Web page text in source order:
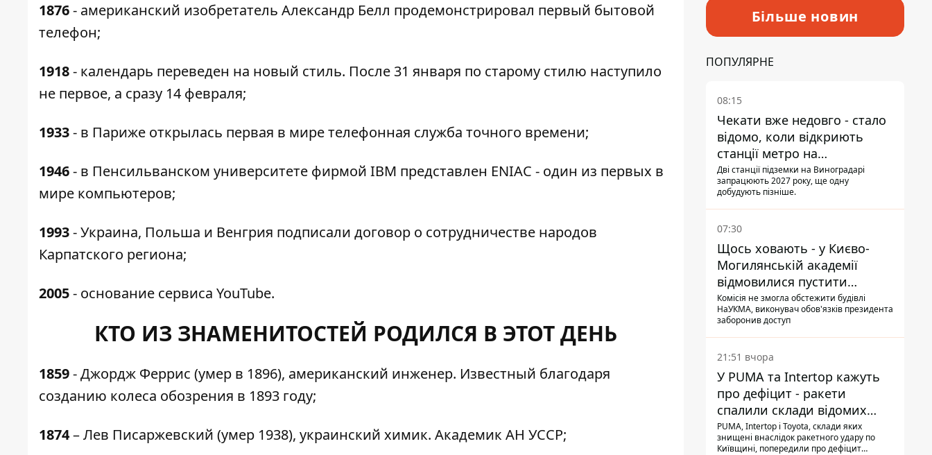
1876​​- американский изобретатель Александр Белл продемонстрировал первый бытовой
телефон;
1918- календарь переведен на новый стиль. После 31 января по старому стилю наступило
не первое, а сразу 14 февраля;
1933- в Париже открылась первая в мире телефонная служба точного времени;
1946- в Пенсильванском университете фирмой IBM представлен ENIAC - один из первых в
мире компьютеров;
1993- Украина, Польша и Венгрия подписали договор о сотрудничестве народов
Карпатского региона;
2005- основание сервиса YouTube.
КТО ИЗ ЗНАМЕНИТОСТЕЙ РОДИЛСЯ В ЭТОТ ДЕНЬ
1859- Джордж Феррис (умер в 1896), американский инженер. Известный благодаря
созданию колеса обозрения в 1893 году;
1874– Лев Писаржевский (умер 1938), украинский химик. Академик АН УССР;
Більше новин
ПОПУЛЯРНЕ
08:15
Чекати вже недовго - стало
відомо, коли відкриють
станції метро на
Виноградарі
Дві станції підземки на Виноградарі
запрацюють 2027 року, ще одну
добудують пізніше.
07:30
Щось ховають - у Києво-
Могилянській академії
відмовилися пустити
комісію з охорони пам'яток
на територію
Комісія не змогла обстежити будівлі
НаУКМА, виконувач обов'язків президента
заборонив доступ
21:51 вчора
У PUMA та Intertop кажуть
про дефіцит - ракети
спалили склади відомих
брендів
PUMA, Intertop і Toyota, склади яких
знищені внаслідок ракетного удару по
Київщині, попередили про дефіцит